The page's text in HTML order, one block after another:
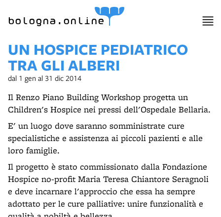
bologna.online
UN HOSPICE PEDIATRICO
TRA GLI ALBERI
dal 1 gen al 31 dic 2014
Il Renzo Piano Building Workshop progetta un
Children's Hospice nei pressi dell'Ospedale Bellaria.
E' un luogo dove saranno somministrate cure
specialistiche e assistenza ai piccoli pazienti e alle
loro famiglie.
Il progetto è stato commissionato dalla Fondazione
Hospice no-profit Maria Teresa Chiantore Seragnoli
e deve incarnare l'approccio che essa ha sempre
adottato per le cure palliative: unire funzionalità e